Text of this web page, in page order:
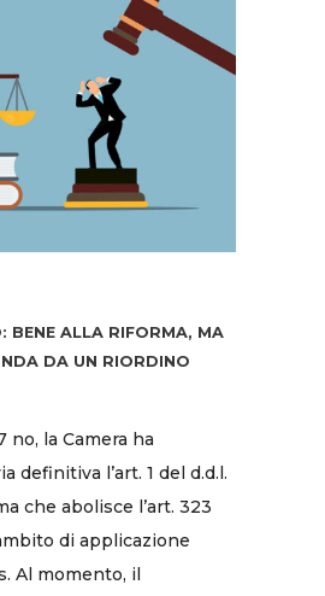
BENE ALLA RIFORMA, MA
DA UN RIORDINO
no, la Camera ha
definitiva l’art. 1 del d.d.l.
che abolisce l’art. 323
di applicazione
Al momento, il